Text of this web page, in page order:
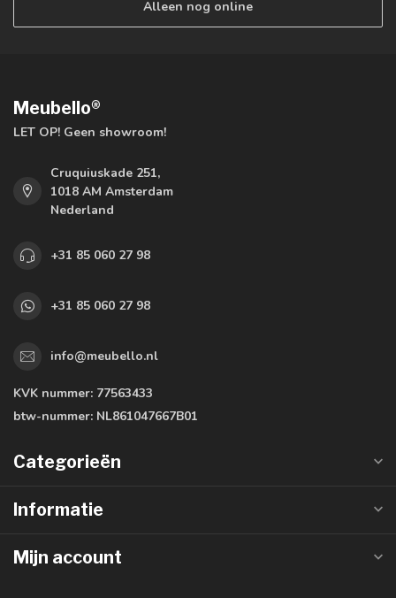
Alleen nog online
Meubello®
LET OP! Geen showroom!
Cruquiuskade 251,
1018 AM Amsterdam
Nederland
+31 85 060 27 98
+31 85 060 27 98
info@meubello.nl
KVK nummer: 77563433
btw-nummer: NL861047667B01
Categorieën
Informatie
Mijn account